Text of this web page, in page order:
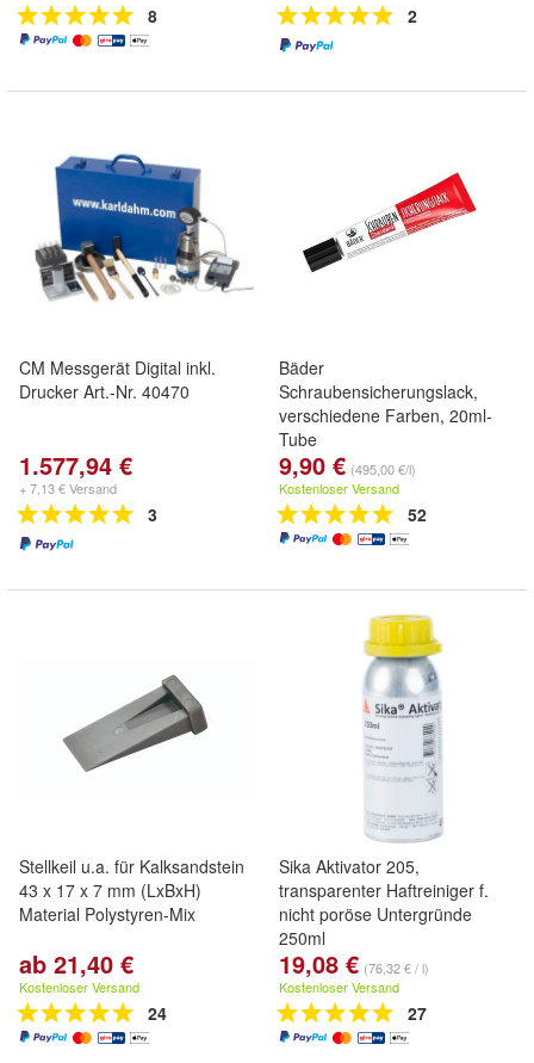
8 2
CM Messgerät Digital inkl.
Drucker Art.-Nr. 40470
1.577,94 €
+ 7,13 € Versand
3
Bäder
Schraubensicherungslack,
verschiedene Farben, 20ml-
Tube
9,90 € (495,00 €/l)
Kostenloser Versand
52
Stellkeil u.a. für Kalksandstein
43 x 17 x 7 mm (LxBxH)
Material Polystyren-Mix
ab 21,40 €
Kostenloser Versand
24
Sika Aktivator 205,
transparenter Haftreiniger f.
nicht poröse Untergründe
250ml
19,08 € (76,32 € / l)
Kostenloser Versand
27